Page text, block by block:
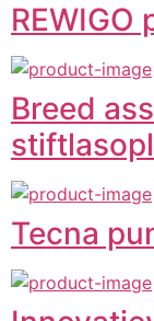
Breed
Tecna